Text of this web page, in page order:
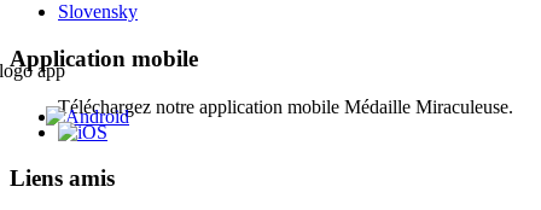
Slovensky
Application mobile
Téléchargez notre application mobile Médaille Miraculeuse.
Liens amis